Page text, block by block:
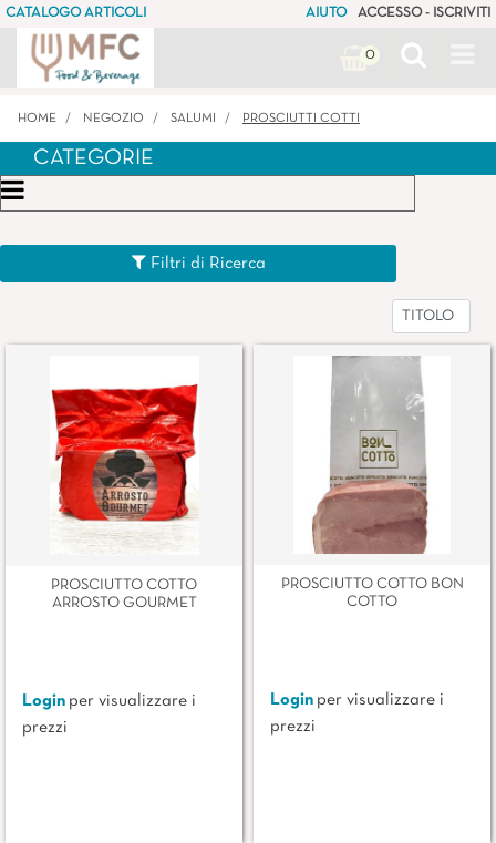
CATALOGO ARTICOLI AIUTO ACCESSO - ISCRIVITI
0
HOME NEGOZIO SALUMI PROSCIUTTI COTTI
CATEGORIE
Open menu
Filtri di Ricerca
PROSCIUTTO COTTO
ARROSTO GOURMET
Login per visualizzare i
prezzi
PROSCIUTTO COTTO BON
COTTO
Login per visualizzare i
prezzi